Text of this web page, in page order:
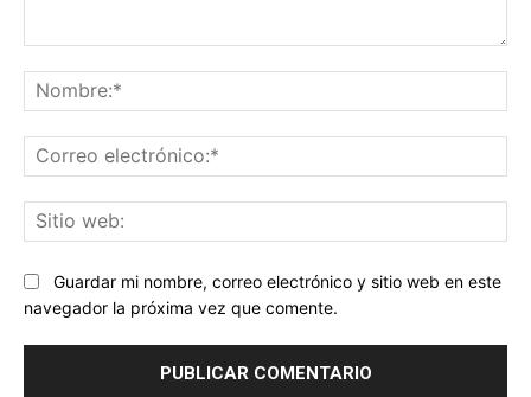
Guardar mi nombre, correo electrónico y sitio web en este
navegador la próxima vez que comente.